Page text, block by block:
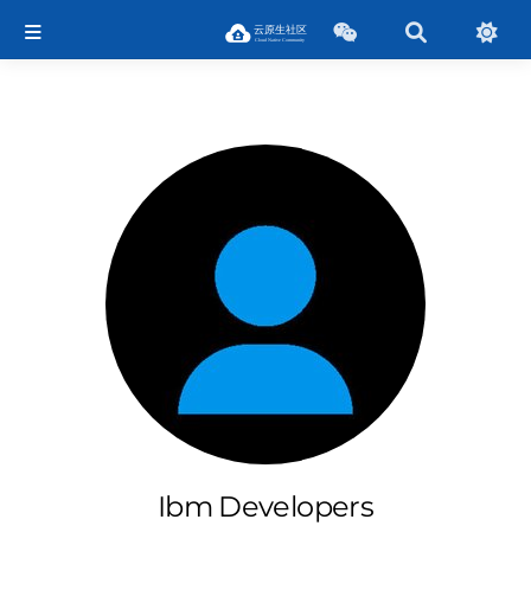
Ibm Developers